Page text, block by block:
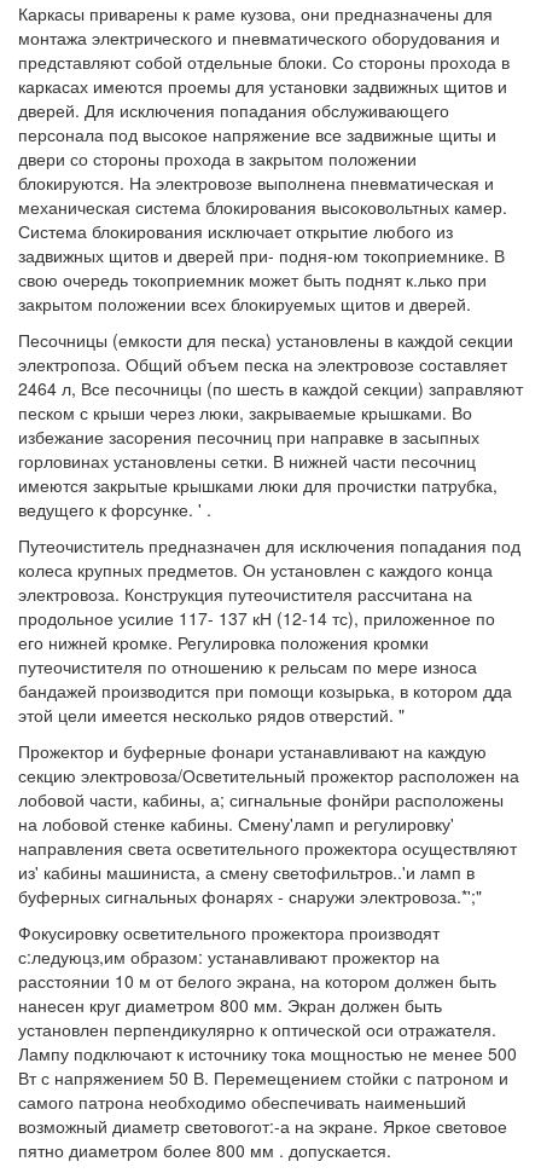
Каркасы приварены к раме кузова, они предназначены для
монтажа электрического и пневматического оборудования и
представляют собой отдельные блоки. Со стороны прохода в
каркасах имеются проемы для установки задвижных щитов и
дверей. Для исключения попадания обслуживающего
персонала под высокое напряжение все задвижные щиты и
двери со стороны прохода в закрытом положении
блокируются. На электровозе выполнена пневматическая и
механическая система блокирования высоковольтных камер.
Система блокирования исключает открытие любого из
задвижных щитов и дверей при- подня-юм токоприемнике. В
свою очередь токоприемник может быть поднят к.лько при
закрытом положении всех блокируемых щитов и дверей.
Песочницы (емкости для песка) установлены в каждой секции
электропоза. Общий объем песка на электровозе составляет
2464 л, Все песочницы (по шесть в каждой секции) заправляют
песком с крыши через люки, закрываемые крышками. Во
избежание засорения песочниц при направке в засыпных
горловинах установлены сетки. В нижней части песочниц
имеются закрытые крышками люки для прочистки патрубка,
ведущего к форсунке. ' .
Путеочиститель предназначен для исключения попадания под
колеса крупных предметов. Он установлен с каждого конца
электровоза. Конструкция путеочистителя рассчитана на
продольное усилие 117- 137 кН (12-14 тс), приложенное по
его нижней кромке. Регулировка положения кромки
путеочистителя по отношению к рельсам по мере износа
бандажей производится при помощи козырька, в котором дда
этой цели имеется несколько рядов отверстий. "
Прожектор и буферные фонари устанавливают на каждую
секцию электровоза/Осветительный прожектор расположен на
лобовой части, кабины, а; сигнальные фонйри расположены
на лобовой стенке кабины. Смену'ламп и регулировку'
направления света осветительного прожектора осуществляют
из' кабины машиниста, а смену светофильтров..'и ламп в
буферных сигнальных фонарях - снаружи электровоза.*';"
Фокусировку осветительного прожектора производят
с:ледуюцз,им образом: устанавливают прожектор на
расстоянии 10 м от белого экрана, на котором должен быть
нанесен круг диаметром 800 мм. Экран должен быть
установлен перпендикулярно к оптической оси отражателя.
Лампу подключают к источнику тока мощностью не менее 500
Вт с напряжением 50 В. Перемещением стойки с патроном и
самого патрона необходимо обеспечивать наименьший
возможный диаметр световогот:-а на экране. Яркое световое
пятно диаметром более 800 мм . допускается.